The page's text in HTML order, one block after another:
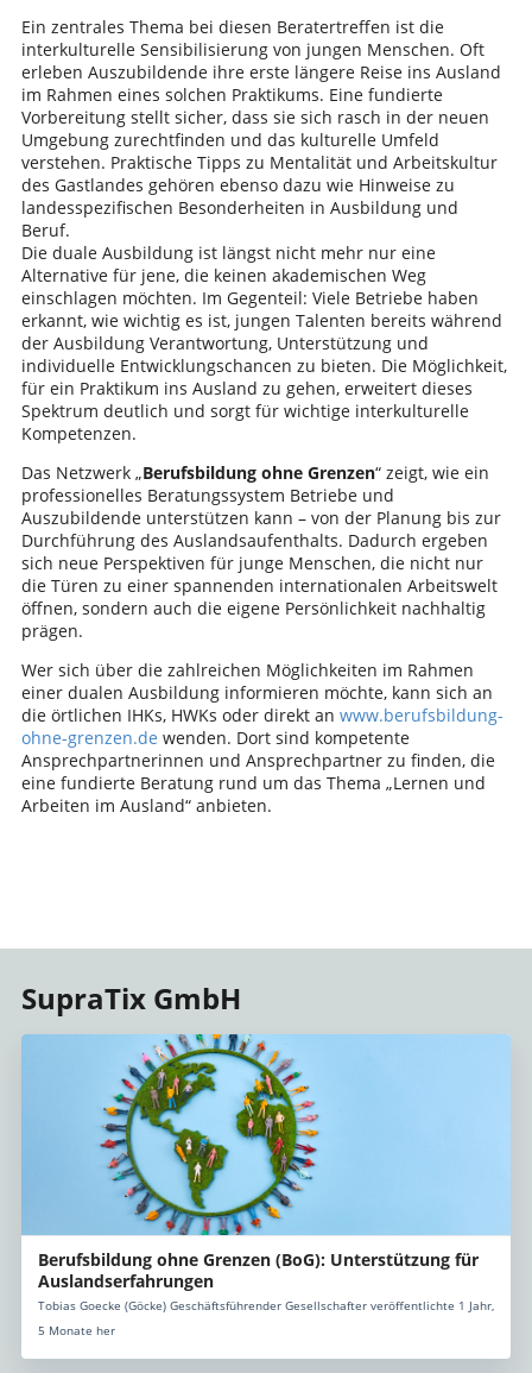
Ein zentrales Thema bei diesen Beratertreffen ist die
interkulturelle Sensibilisierung von jungen Menschen. Oft
erleben Auszubildende ihre erste längere Reise ins Ausland
im Rahmen eines solchen Praktikums. Eine fundierte
Vorbereitung stellt sicher, dass sie sich rasch in der neuen
Umgebung zurechtfinden und das kulturelle Umfeld
verstehen. Praktische Tipps zu Mentalität und Arbeitskultur
des Gastlandes gehören ebenso dazu wie Hinweise zu
landesspezifischen Besonderheiten in Ausbildung und
Beruf.
Die duale Ausbildung ist längst nicht mehr nur eine
Alternative für jene, die keinen akademischen Weg
einschlagen möchten. Im Gegenteil: Viele Betriebe haben
erkannt, wie wichtig es ist, jungen Talenten bereits während
der Ausbildung Verantwortung, Unterstützung und
individuelle Entwicklungschancen zu bieten. Die Möglichkeit,
für ein Praktikum ins Ausland zu gehen, erweitert dieses
Spektrum deutlich und sorgt für wichtige interkulturelle
Kompetenzen.
Das Netzwerk „Berufsbildung ohne Grenzen“ zeigt, wie ein
professionelles Beratungssystem Betriebe und
Auszubildende unterstützen kann – von der Planung bis zur
Durchführung des Auslandsaufenthalts. Dadurch ergeben
sich neue Perspektiven für junge Menschen, die nicht nur
die Türen zu einer spannenden internationalen Arbeitswelt
öffnen, sondern auch die eigene Persönlichkeit nachhaltig
prägen.
Wer sich über die zahlreichen Möglichkeiten im Rahmen
einer dualen Ausbildung informieren möchte, kann sich an
die örtlichen IHKs, HWKs oder direkt an www.berufsbildung-
ohne-grenzen.de wenden. Dort sind kompetente
Ansprechpartnerinnen und Ansprechpartner zu finden, die
eine fundierte Beratung rund um das Thema „Lernen und
Arbeiten im Ausland“ anbieten.
SupraTix GmbH
Berufsbildung ohne Grenzen (BoG): Unterstützung für
Auslandserfahrungen
Tobias Goecke (Göcke) Geschäftsführender Gesellschafter veröffentlichte 1 Jahr,
5 Monate her